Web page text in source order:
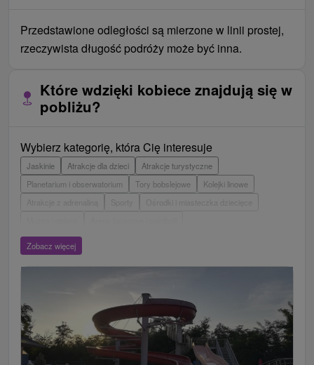
Przedstawione odległości są mierzone w linii prostej,
rzeczywista długość podróży może być inna.
Które wdzięki kobiece znajdują się w
pobliżu?
Wybierz kategorię, która Cię interesuje
Jaskinie Atrakcje dla dzieci
Atrakcje turystyczne
Planetarium i obserwatorium
Tory bobslejowe
Kolejki linowe
Atrakcje z adrenaliną
Wieże obserwacyjne i chodniki
Escaperoom
Loty widokowe i rejsy wycieczkowe
Jeziora, jeziora, zbiorniki wodne
Zabytki techniki
Wodospady
Kościoły drewniane Źródła Teatry
Jazda konna
Túry a turistické chodníky
Zamki Chaty górskie
Miejsca sakralne
Zobacz więcej